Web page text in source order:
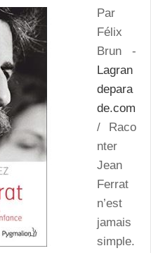
Par
Félix
Brun -
Lagran
depara
de.com
/ Raco
nter
Jean
Ferrat
n’est
jamais
simple.